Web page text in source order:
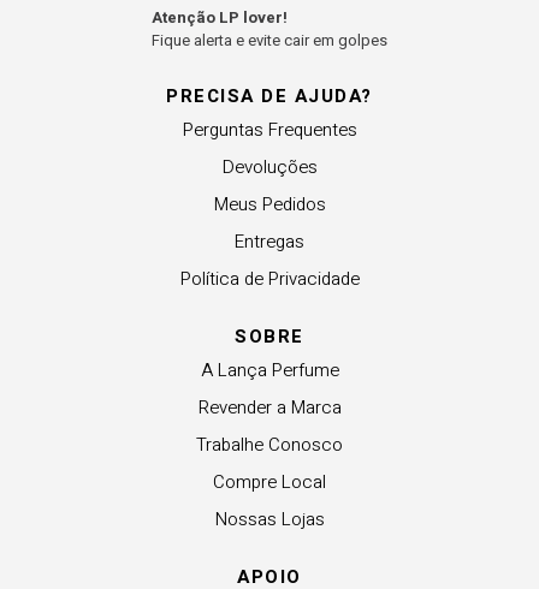
PRECISA DE AJUDA?
Perguntas Frequentes
Devoluções
Meus Pedidos
Entregas
Política de Privacidade
SOBRE
A Lança Perfume
Revender a Marca
Trabalhe Conosco
Compre Local
Nossas Lojas
APOIO
Atenção LP lover!
Fique alerta e evite cair em golpes